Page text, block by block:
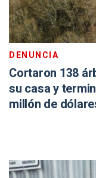
DENUNCIA
Cortaron 138
su casa y
millón de